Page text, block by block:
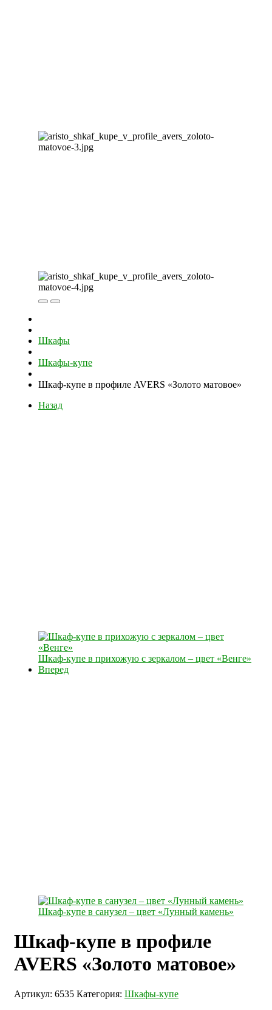
Шкафы
Шкафы-купе
Шкаф-купе в профиле AVERS «Золото матовое»
Назад
Шкаф-купе в прихожую с зеркалом – цвет «Венге»
Вперед
Шкаф-купе в санузел – цвет «Лунный камень»
Шкаф-купе в профиле
AVERS «Золото матовое»
Артикул: 6535 Категория: Шкафы-купе